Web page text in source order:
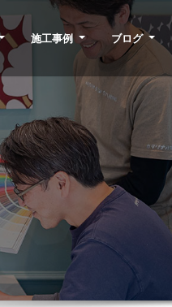
施工事例 ブログ